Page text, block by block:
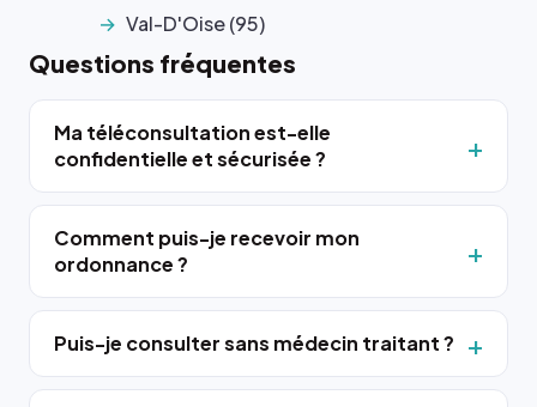
Val-D'Oise (95)
Questions fréquentes
Ma téléconsultation est-elle
confidentielle et sécurisée ?
Comment puis-je recevoir mon
ordonnance ?
Puis-je consulter sans médecin traitant ?